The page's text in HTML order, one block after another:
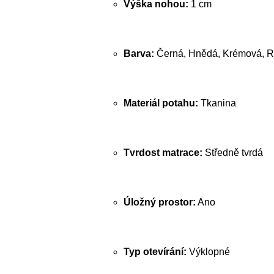
Výška nohou: 1 cm
Barva: Černá, Hnědá, Krémová,
Materiál potahu: Tkanina
Tvrdost matrace: Středně tvrdá
Úložný prostor: Ano
Typ otevírání: Výklopné